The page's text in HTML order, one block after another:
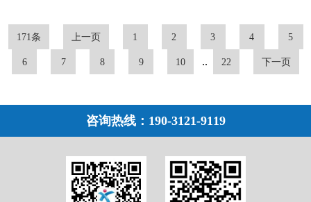
171条 上一页 1 2 3 4 5
6 7 8 9 10 .. 22 下一页
咨询热线： 190-3121-9119